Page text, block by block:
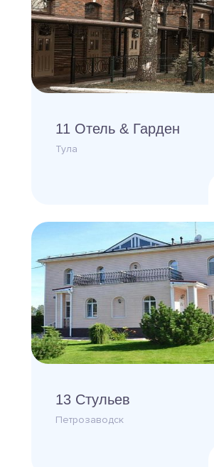
11 Отель & Гарден
Тула
13 Стульев
Петрозаводск